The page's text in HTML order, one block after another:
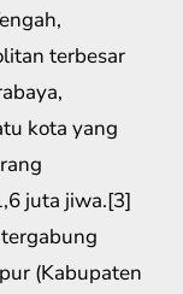
terbesar
kota yang
juta jiwa.[3]
(Kabupaten